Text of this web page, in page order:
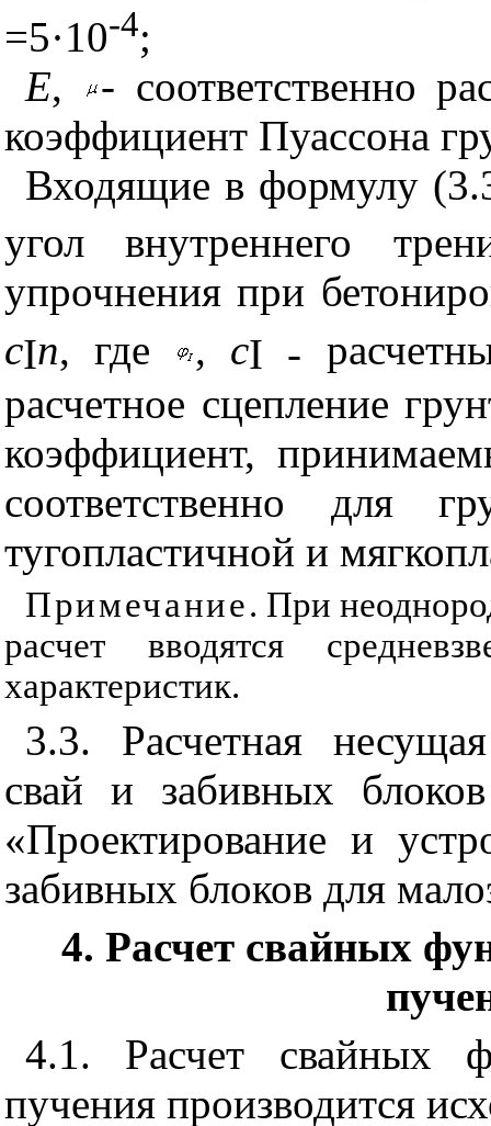
=5·10-4;
Е,
- соответственно
коэффициент Пуассона
Входящие в формулу
угол внутреннего
упрочнения при
сIn, где , сI -
расчетное сцепление
коэффициент,
соответственно для
тугопластичной и
Примечание. При
расчет вводятся
характеристик.
3.3. Расчетная
свай и забивных
«Проектирование и
забивных блоков для
4. Расчет свайных
4.1. Расчет свайных
пучения производится